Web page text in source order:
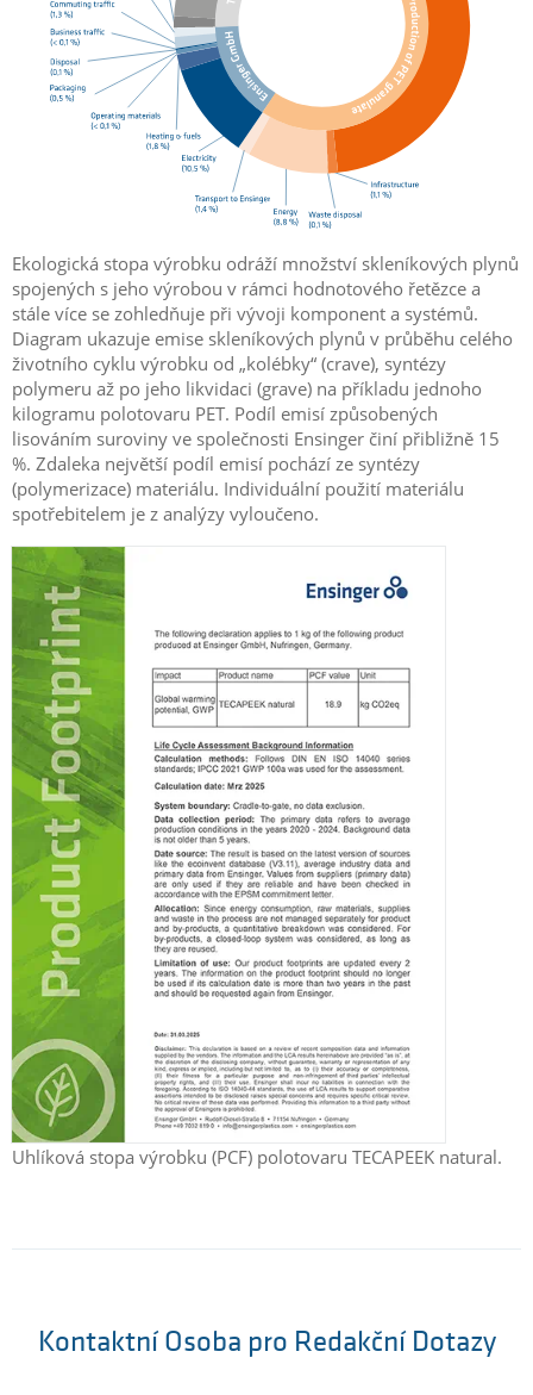
Ekologická stopa výrobku odráží množství skleníkových plynů
spojených s jeho výrobou v rámci hodnotového řetězce a
stále více se zohledňuje při vývoji komponent a systémů.
Diagram ukazuje emise skleníkových plynů v průběhu celého
životního cyklu výrobku od „kolébky“ (crave), syntézy
polymeru až po jeho likvidaci (grave) na příkladu jednoho
kilogramu polotovaru PET. Podíl emisí způsobených
lisováním suroviny ve společnosti Ensinger činí přibližně 15
%. Zdaleka největší podíl emisí pochází ze syntézy
(polymerizace) materiálu. Individuální použití materiálu
spotřebitelem je z analýzy vyloučeno.
Uhlíková stopa výrobku (PCF) polotovaru TECAPEEK natural.
Kontaktní Osoba pro Redakční Dotazy